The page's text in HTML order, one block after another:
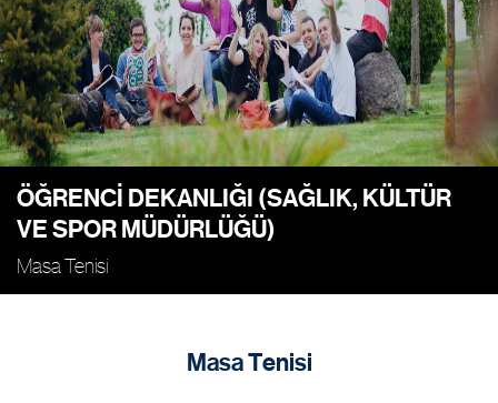
ÖĞRENCI DEKANLIĞI (SAĞLIK, KÜLTÜR
VE SPOR MÜDÜRLÜĞÜ)
Masa Tenisi
Masa Tenisi